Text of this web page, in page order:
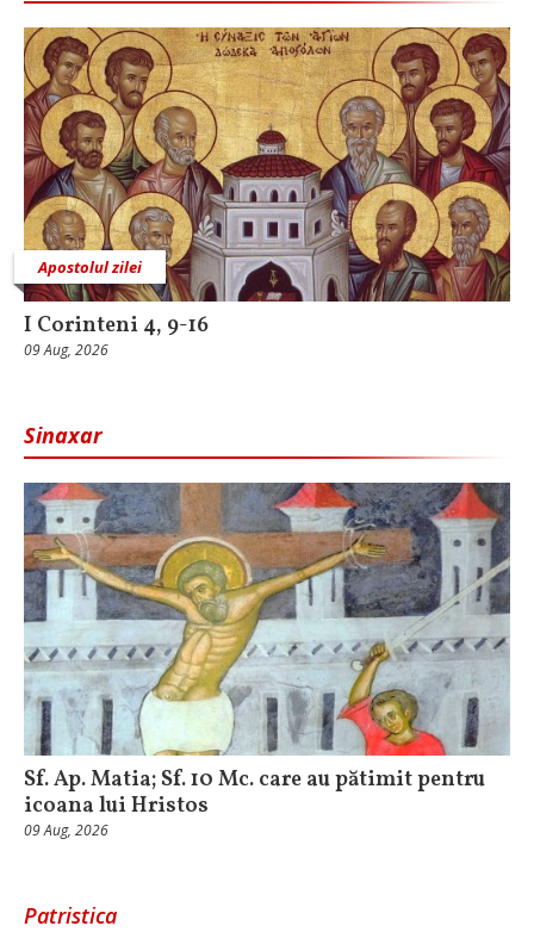
Apostolul zilei
I Corinteni 4, 9-16
09 Aug, 2026
Sinaxar
Sf. Ap. Matia; Sf. 10 Mc. care au pătimit pentru
icoana lui Hristos
09 Aug, 2026
Patristica